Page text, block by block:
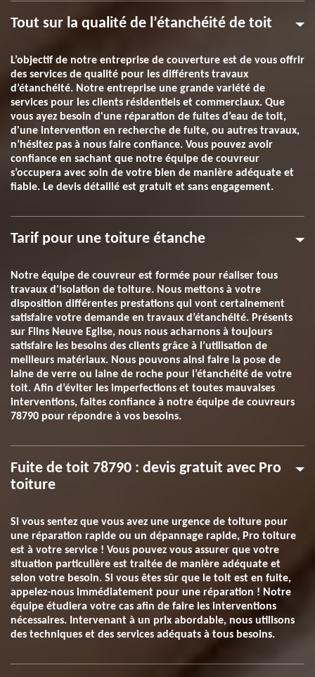
Tout sur la qualité de l’étanchéité de toit
L’objectif de notre entreprise de couverture est de vous offrir
des services de qualité pour les différents travaux
d’étanchéité. Notre entreprise une grande variété de
services pour les clients résidentiels et commerciaux. Que
vous ayez besoin d'une réparation de fuites d’eau de toit,
d'une intervention en recherche de fuite, ou autres travaux,
n’hésitez pas à nous faire confiance. Vous pouvez avoir
confiance en sachant que notre équipe de couvreur
s’occupera avec soin de votre bien de manière adéquate et
fiable. Le devis détaillé est gratuit et sans engagement.
Tarif pour une toiture étanche
Notre équipe de couvreur est formée pour réaliser tous
travaux d'isolation de toiture. Nous mettons à votre
disposition différentes prestations qui vont certainement
satisfaire votre demande en travaux d’étanchéité. Présents
sur Flins Neuve Eglise, nous nous acharnons à toujours
satisfaire les besoins des clients grâce à l’utilisation de
meilleurs matériaux. Nous pouvons ainsi faire la pose de
laine de verre ou laine de roche pour l’étanchéité de votre
toit. Afin d’éviter les imperfections et toutes mauvaises
interventions, faites confiance à notre équipe de couvreurs
78790 pour répondre à vos besoins.
Fuite de toit 78790 : devis gratuit avec Pro
toiture
Si vous sentez que vous avez une urgence de toiture pour
une réparation rapide ou un dépannage rapide, Pro toiture
est à votre service ! Vous pouvez vous assurer que votre
situation particulière est traitée de manière adéquate et
selon votre besoin. Si vous êtes sûr que le toit est en fuite,
appelez-nous immédiatement pour une réparation ! Notre
équipe étudiera votre cas afin de faire les interventions
nécessaires. Intervenant à un prix abordable, nous utilisons
des techniques et des services adéquats à tous besoins.